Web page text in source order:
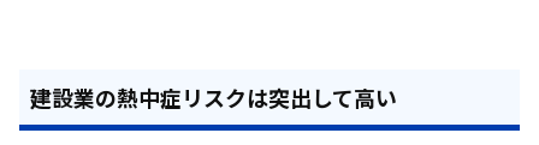
建設業の熱中症リスクは突出して高い